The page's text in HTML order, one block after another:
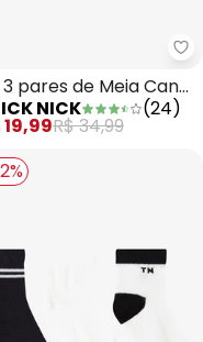
- Kit 3 pares de
3 pares de Meia Cano
Infantil Marrom
NICK (24)
19,99R$ 34,99